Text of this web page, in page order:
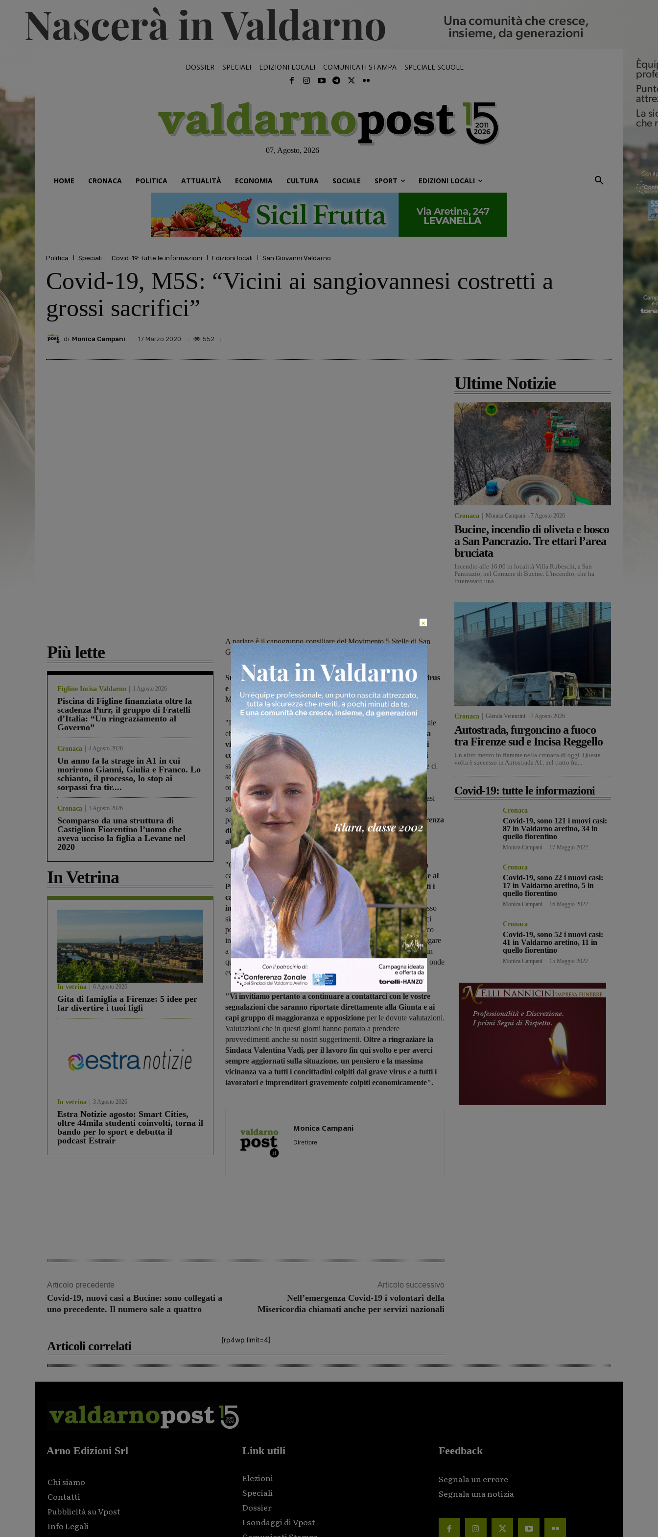
DOSSIER SPECIALI EDIZIONI LOCALI COMUNICATI STAMPA SPECIALE SCUOLE
07, Agosto, 2026
HOME CRONACA POLITICA ATTUALITÀ ECONOMIA CULTURA SOCIALE SPORT EDIZIONI LOCALI
Politica Speciali Covid-19: tutte le informazioni Edizioni locali San Giovanni Valdarno
Covid-19, M5S: “Vicini ai sangiovannesi costretti a
grossi sacrifici”
di Monica Campani 17 Marzo 2020 552
Più lette
Figline Incisa Valdarno 1 Agosto 2026
Piscina di Figline finanziata oltre la
scadenza Pnrr, il gruppo di Fratelli
d’Italia: “Un ringraziamento al
Governo”
Cronaca 4 Agosto 2026
Un anno fa la strage in A1 in cui
morirono Gianni, Giulia e Franco. Lo
schianto, il processo, lo stop ai
sorpassi fra tir....
Cronaca 3 Agosto 2026
Scomparso da una struttura di
Castiglion Fiorentino l’uomo che
aveva ucciso la figlia a Levane nel
2020
In Vetrina
In vetrina 6 Agosto 2026
Gita di famiglia a Firenze: 5 idee per
far divertire i tuoi figli
In vetrina 3 Agosto 2026
Estra Notizie agosto: Smart Cities,
oltre 44mila studenti coinvolti, torna il
bando per lo sport e debutta il
podcast Estrair
A parlare è il capogruppo consiliare del Movimento 5 Stelle di San
Giovanni, Tommaso Pierazzi
Sulla situazione a San Giovanni dovuta ai contagi da coronavirus
e all'emergenza
in atto interviuene il capogruppo consiliare del
Movimento 5 Stelle Tommaso Pierazzi.
"In questo momento di forte drammaticità per l’emergenza nazionale
che tutti stiamo vivendo,ci sentiamo di esprimere tutta la nostra
vicinanza ai sangiovannesi, costretti a grossi sacrifici necessari
come unica strada per sconfiggere il covid-19. In questi giorni
stanno arrivando tante segnalazioni da parte dei sangiovannesi che ci
scrivono per chiederci chiarimenti sui decreti nazionali o sulle
ordinanze comunali. Ma soprattutto suggerimenti per adottare
provvedimenti utili a chi deve restare in casa o per muoversi nei casi
stabiliti per Decreto. Ovviamente, come abbiamo sempre fatto in
passato, porteremo alla Giunta ogni vostra istanza, ma a differenza
di quando non eravamo in emergenza, in questo momento
abbiamo scelto la discrezionalità e il gioco di squadra".
"Quindi ascolteremo ogni suggerimento mirato ad aiutare chi sta a
casa, senza strumentalizzazioni,ma comunicandole direttamente al
Presidente del Consiglio Mauro Tempesta, alla Giunta e a tutti i
capi gruppi di maggioranza ed opposizione in modo che tutti
insieme ne possiamo valutare l’efficacia. Noi pensiamo che adesso
sia importante la solidarietà e l’unità, mentre gli sciacallaggi politici
possono mettere a repentaglio la stessa salute di tutti creando panico
ingiustificato e confusione. Per questo motivo riteniamo non divulgare
a mezzo stampa o tramite social le nostre richieste proprio perché in
queste situazione la “politica” deve saper parlare ad una voce sola onde
evitare smarrimenti e maggiori tensioni non necessari".
"Vi invitiamo pertanto a continuare a contattarci con le vostre
segnalazioni che saranno riportate direttamente alla Giunta e ai
capi gruppo di maggioranza e opposizione per le dovute valutazioni.
Valutazioni che in questi giorni hanno portato a prendere
provvedimenti anche su nostri suggerimenti. Oltre a ringraziare la
Sindaca Valentina Vadi, per il lavoro fin qui svolto e per averci
sempre aggiornati sulla situazione, un pensiero e la massima
vicinanza va a tutti i concittadini colpiti dal grave virus e a tutti i
lavoratori e imprenditori gravemente colpiti economicamente".
Monica Campani
Direttore
Articolo precedente
Covid-19, nuovi casi a Bucine: sono collegati a
uno precedente. Il numero sale a quattro
Articolo successivo
Nell’emergenza Covid-19 i volontari della
Misericordia chiamati anche per servizi nazionali
[rp4wp limit=4]
Articoli correlati
Ultime Notizie
Cronaca Monica Campani 7 Agosto 2026
Bucine, incendio di oliveta e bosco
a San Pancrazio. Tre ettari l’area
bruciata
Incendio alle 16.00 in località Villa Rubeschi, a San
Pancrazio, nel Comune di Bucine. L'incendio, che ha
interessato una...
Cronaca Glenda Venturini 7 Agosto 2026
Autostrada, furgoncino a fuoco
tra Firenze sud e Incisa Reggello
Un altro mezzo in fiamme nella cronaca di oggi. Questa
volta è successo in Autostrada A1, nel tratto fra...
Covid-19: tutte le informazioni
Cronaca
Covid-19, sono 121 i nuovi casi:
87 in Valdarno aretino, 34 in
quello fiorentino
Monica Campani 17 Maggio 2022
Cronaca
Covid-19, sono 22 i nuovi casi:
17 in Valdarno aretino, 5 in
quello fiorentino
Monica Campani 16 Maggio 2022
Cronaca
Covid-19, sono 52 i nuovi casi:
41 in Valdarno aretino, 11 in
quello fiorentino
Monica Campani 15 Maggio 2022
Arno Edizioni Srl
Chi siamo
Contatti
Pubblicità su Vpost
Info Legali
Link utili
Elezioni
Speciali
Dossier
I sondaggi di Vpost
Feedback
Segnala un errore
Segnala una notizia
×